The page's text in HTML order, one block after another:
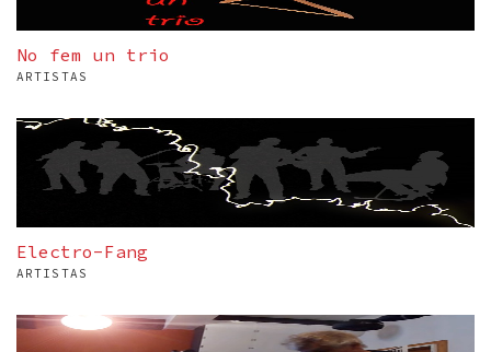
No fem un trio
ARTISTAS
Electro-Fang
ARTISTAS